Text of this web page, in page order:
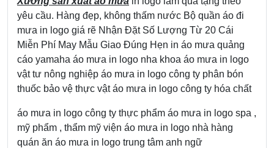
yêu cầu. Hàng đẹp, không thấm nước Bộ quần áo đi
mưa in logo giá rẽ Nhận Đặt Số Lượng Từ 20 Cái
Miễn Phí May Mẫu Giao Đúng Hẹn in áo mưa quảng
cáo yamaha áo mưa in logo nha khoa áo mưa in logo
vật tư nông nghiệp áo mưa in logo công ty phân bón
thuốc bảo vệ thực vậtáo mưa in logo công ty hóa chất
áo mưa in logo công ty thực phẩm áo mưa in logo spa ,
mỹ phẩm , thẩm mỹ viện áo mưa in logo nhà hàng
quán ăn áo mưa in logo trung tâm anh ngữ